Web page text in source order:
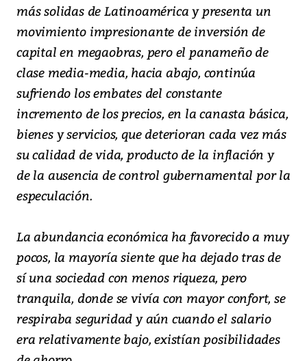
más solidas de Latinoamérica y presenta un
movimiento impresionante de inversión de
capital en megaobras, pero el panameño de
clase media-media, hacia abajo, continúa
sufriendo los embates del constante
incremento de los precios, en la canasta básica,
bienes y servicios, que deterioran cada vez más
su calidad de vida, producto de la inflación y
de la ausencia de control gubernamental por la
especulación.
La abundancia económica ha favorecido a muy
pocos, la mayoría siente que ha dejado tras de
sí una sociedad con menos riqueza, pero
tranquila, donde se vivía con mayor confort, se
respiraba seguridad y aún cuando el salario
era relativamente bajo, existían posibilidades